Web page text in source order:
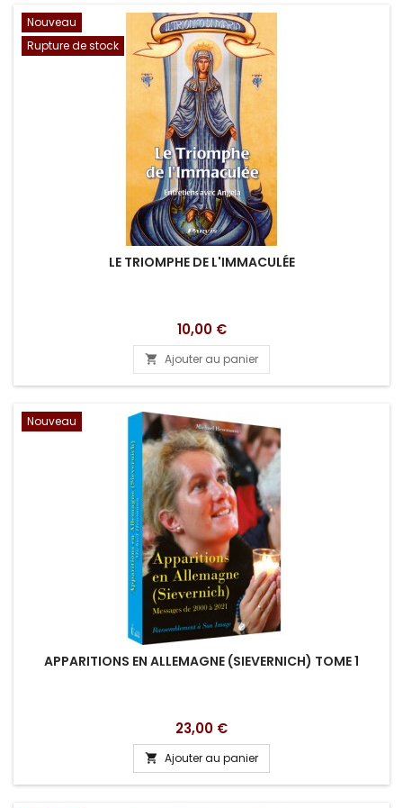
Nouveau
Rupture de stock
LE TRIOMPHE DE L'IMMACULÉE
Prix
10,00 €
 Ajouter au panier
Nouveau
APPARITIONS EN ALLEMAGNE (SIEVERNICH) TOME 1
Prix
23,00 €
 Ajouter au panier